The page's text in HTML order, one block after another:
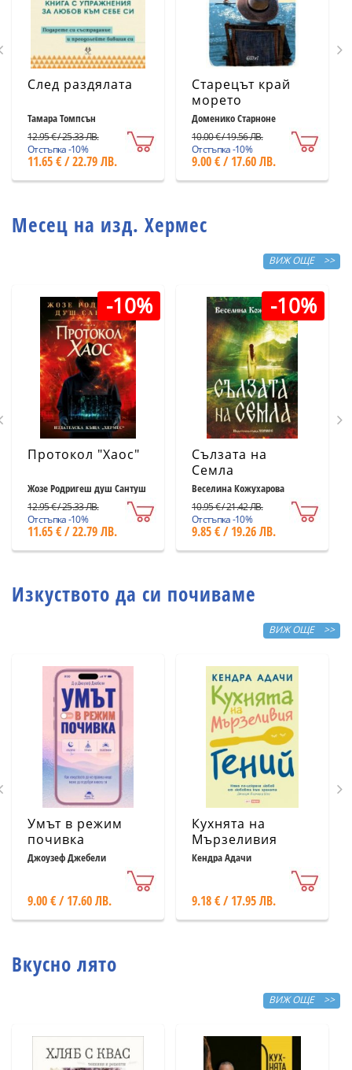
След раздялата
Тамара Томпсън
12.95 € / 25.33 ЛВ.
Отстъпка -10%
11.65 € / 22.79 ЛВ.
Старецът край
морето
Доменико Старноне
10.00 € / 19.56 ЛВ.
Отстъпка -10%
9.00 € / 17.60 ЛВ.
Месец на изд. Хермес
ВИЖ ОЩЕ >>
-10%
Протокол "Хаос"
Жозе Родригеш душ Сантуш
12.95 € / 25.33 ЛВ.
Отстъпка -10%
11.65 € / 22.79 ЛВ.
-10%
Сълзата на
Семла
Веселина Кожухарова
10.95 € / 21.42 ЛВ.
Отстъпка -10%
9.85 € / 19.26 ЛВ.
Изкуството да си почиваме
ВИЖ ОЩЕ >>
Умът в режим
почивка
Джоузеф Джебели
9.00 € / 17.60 ЛВ.
Кухнята на
Мързеливия
гений
Кендра Адачи
9.18 € / 17.95 ЛВ.
Вкусно лято
ВИЖ ОЩЕ >>